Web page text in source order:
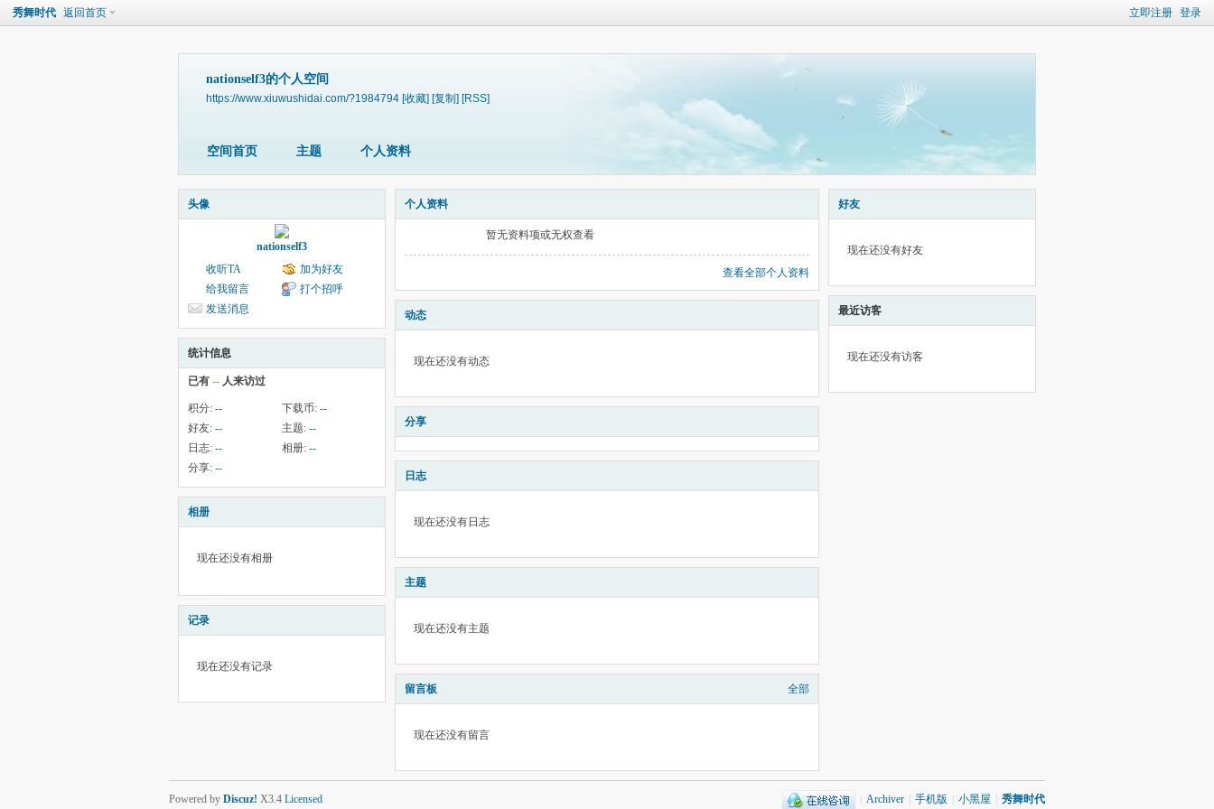
立即注册 登录
秀舞时代 返回首页
nationself3的个人空间
https://www.xiuwushidai.com/?1984794 [收藏] [复制] [RSS]
空间首页 主题 个人资料
头像
nationself3
收听TA
加为好友
给我留言
打个招呼
发送消息
统计信息
已有 -- 人来访过
积分: -- 下载币: --
好友: -- 主题: --
日志: -- 相册: --
分享: --
相册
现在还没有相册
记录
现在还没有记录
个人资料
暂无资料项或无权查看
查看全部个人资料
动态
现在还没有动态
分享
日志
现在还没有日志
主题
现在还没有主题
留言板 全部
现在还没有留言
好友
现在还没有好友
最近访客
现在还没有访客
Archiver 手机版 小黑屋 秀舞时代
Powered by Discuz! X3.4 Licensed